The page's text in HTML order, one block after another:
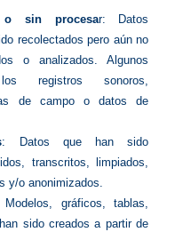
o sin procesar: Datos
recolectados pero aún no
o analizados. Algunos
registros sonoros,
de campo o datos de
: Datos que han sido
transcritos, limpiados,
y/o anonimizados.
gráficos, tablas,
sido creados a partir de